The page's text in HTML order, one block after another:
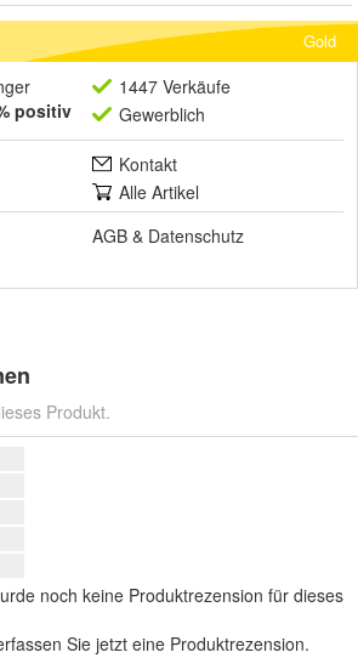
Gold
positiv
1447 Verkäufe
Gewerblich
Kontakt
Alle Artikel
AGB & Datenschutz
Produkt.
noch keine Produktrezension für dieses
Sie jetzt eine Produktrezension.